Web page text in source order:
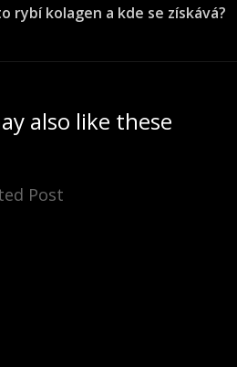
rybí kolagen a kde se získává?
also like these
Post